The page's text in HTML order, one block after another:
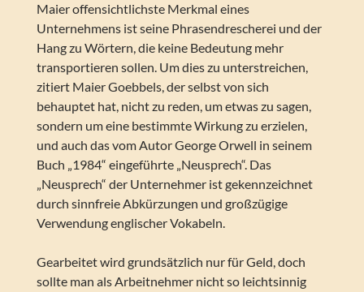
Maier offensichtlichste Merkmal eines
Unternehmens ist seine Phrasendrescherei und der
Hang zu Wörtern, die keine Bedeutung mehr
transportieren sollen. Um dies zu unterstreichen,
zitiert Maier Goebbels, der selbst von sich
behauptet hat, nicht zu reden, um etwas zu sagen,
sondern um eine bestimmte Wirkung zu erzielen,
und auch das vom Autor George Orwell in seinem
Buch „1984“ eingeführte „Neusprech“. Das
„Neusprech“ der Unternehmer ist gekennzeichnet
durch sinnfreie Abkürzungen und großzügige
Verwendung englischer Vokabeln.
Gearbeitet wird grundsätzlich nur für Geld, doch
sollte man als Arbeitnehmer nicht so leichtsinnig